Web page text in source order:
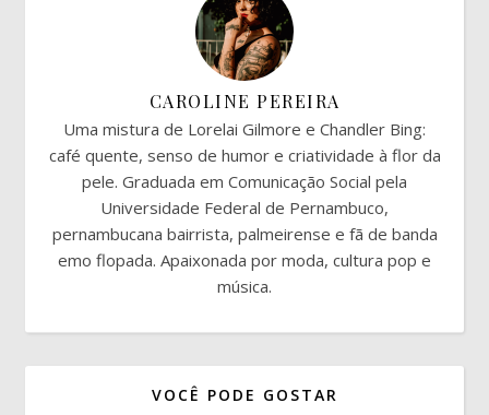
CAROLINE PEREIRA
Uma mistura de Lorelai Gilmore e Chandler Bing:
café quente, senso de humor e criatividade à flor da
pele. Graduada em Comunicação Social pela
Universidade Federal de Pernambuco,
pernambucana bairrista, palmeirense e fã de banda
emo flopada. Apaixonada por moda, cultura pop e
música.
VOCÊ PODE GOSTAR